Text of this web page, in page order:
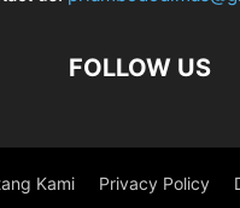
FOLLOW US
Kami Privacy Policy